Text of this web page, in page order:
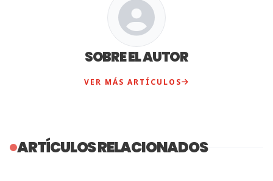
SOBRE EL AUTOR
VER MÁS ARTÍCULOS
ARTÍCULOS RELACIONADOS